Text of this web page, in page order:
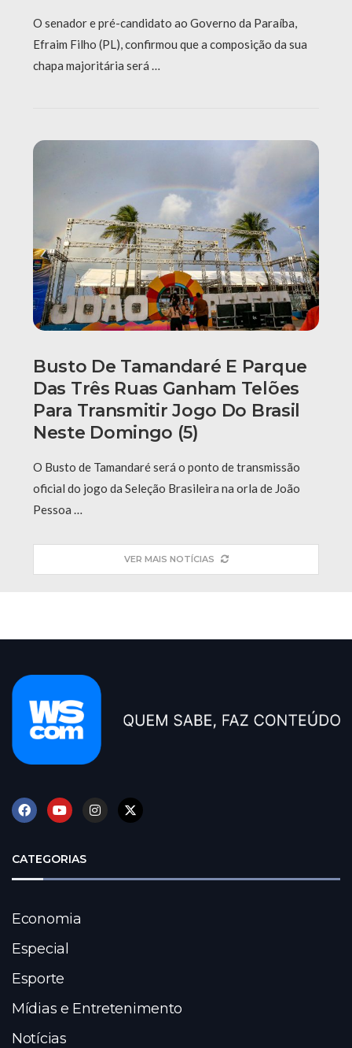
O senador e pré-candidato ao Governo da Paraíba,
Efraim Filho (PL), confirmou que a composição da sua
chapa majoritária será …
Busto De Tamandaré E Parque
Das Três Ruas Ganham Telões
Para Transmitir Jogo Do Brasil
Neste Domingo (5)
O Busto de Tamandaré será o ponto de transmissão
oficial do jogo da Seleção Brasileira na orla de João
Pessoa …
VER MAIS NOTÍCIAS
CATEGORIAS
Economia
Especial
Esporte
Mídias e Entretenimento
Notícias